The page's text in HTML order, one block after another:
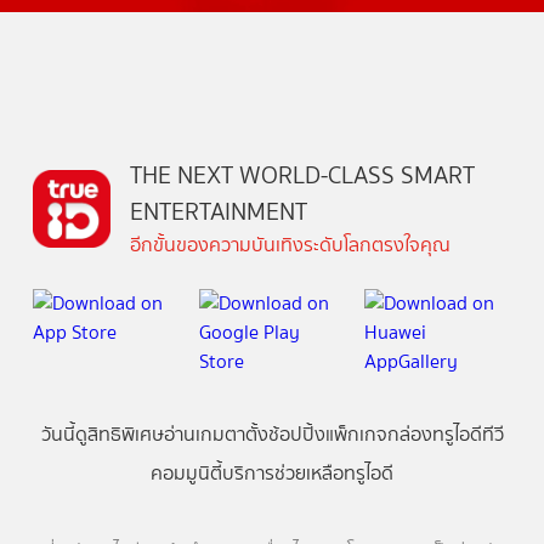
THE NEXT WORLD-CLASS SMART
ENTERTAINMENT
อีกขั้นของความบันเทิงระดับโลกตรงใจคุณ
วันนี้ดูสิทธิพิเศษอ่านเกมตาตั้งช้อปปิ้งแพ็กเกจกล่องทรูไอดีทีวี
คอมมูนิตี้บริการช่วยเหลือทรูไอดี